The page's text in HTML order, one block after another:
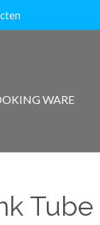
WARE
Tube